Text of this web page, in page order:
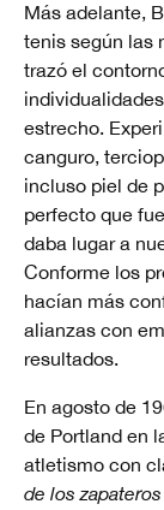
Más adelante,
tenis según las
trazó el
estrecho.
canguro,
incluso piel de
perfecto que
daba lugar a
Conforme los
hacían más
alianzas con
resultados.
En agosto de
de Portland en
atletismo con
de los